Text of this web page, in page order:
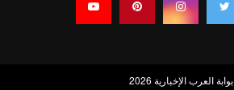
بوابة العرب الإخبارية 2026